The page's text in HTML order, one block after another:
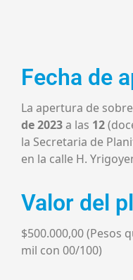
Fecha de
La apertura de
de 2023a las 12
la Secretaria de
en la calle H.
Valor del
$500.000,00 (Pesos
mil con 00/100)